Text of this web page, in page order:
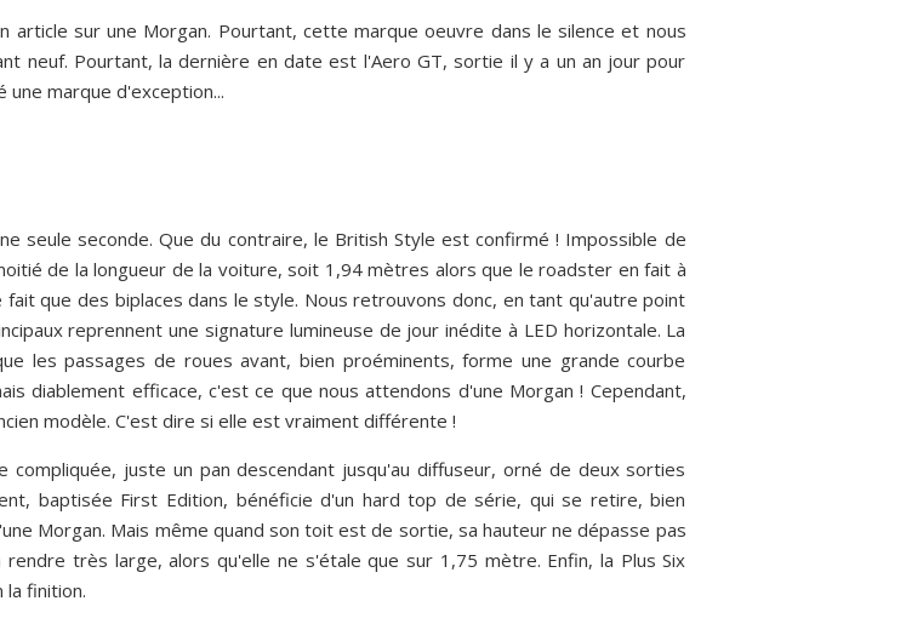
article sur une Morgan. Pourtant, cette marque oeuvre dans le silence et nous
neuf. Pourtant, la dernière en date est l'Aero GT, sortie il y a un an jour pour
une marque d'exception...
seule seconde. Que du contraire, le British Style est confirmé ! Impossible de
de la longueur de la voiture, soit 1,94 mètres alors que le roadster en fait à
que des biplaces dans le style. Nous retrouvons donc, en tant qu'autre point
reprennent une signature lumineuse de jour inédite à LED horizontale. La
les passages de roues avant, bien proéminents, forme une grande courbe
diablement efficace, c'est ce que nous attendons d'une Morgan ! Cependant,
modèle. C'est dire si elle est vraiment différente !
juste un pan descendant jusqu'au diffuseur, orné de deux sorties
baptisée First Edition, bénéficie d'un hard top de série, qui se retire, bien
Morgan. Mais même quand son toit est de sortie, sa hauteur ne dépasse pas
très large, alors qu'elle ne s'étale que sur 1,75 mètre. Enfin, la Plus Six
finition.